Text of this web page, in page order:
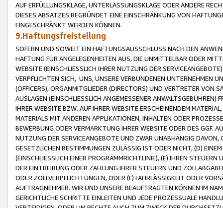
AUF ERFÜLLUNGSKLAGE, UNTERLASSUNGSKLAGE ODER ANDERE
DIESES ABSATZES BEGRÜNDET EINE EINSCHRÄNKUNG VON
EINGESCHRÄNKT WERDEN KÖNNEN.
9.Haftungsfreistellung
SOFERN UND SOWEIT EIN HAFTUNGSAUSSCHLUSS NACH DEN
HAFTUNG FÜR ANGELEGENHEITEN AUS, DIE UNMITTELBAR ODER
WEBSITE (EINSCHLIESSLICH IHRER NUTZUNG DER
VERPFLICHTEN SICH, UNS, UNSERE VERBUNDENEN UNTERNEHMEN
(OFFICERS), ORGANMITGLIEDER (DIRECTORS) UND VERTRETER VON
AUSLAGEN (EINSCHLIESSLICH ANGEMESSENER
IHRER WEBSITE BZW. AUF IHRER WEBSITE ERSCHEINENDEM
MATERIALS MIT ANDEREN APPLIKATIONEN, INHALTEN ODER
BEWERBUNG ODER VERMARKTUNG IHRER WEBSITE ODER DES GGF.
NUTZUNG DER SERVICEANGEBOTE UND ZWAR UNABHÄNGIG
GESETZLICHEN BESTIMMUNGEN ZULÄSSIG IST ODER NICHT, (D)
(EINSCHLIESSLICH EINER PROGRAMMRICHTLINIE), (E) IHREN
DER EINTREIBUNG ODER ZAHLUNG IHRER STEUERN UND
ODER ZOLLVERPFLICHTUNGEN, ODER (F) FAHRLÄSSIGKEIT ODER
AUFTRAGNEHMER. WIR UND UNSERE BEAUFTRAGTEN KÖNNEN IM
GERICHTLICHE SCHRITTE EINLEITEN UND JEDE PROZESSUALE